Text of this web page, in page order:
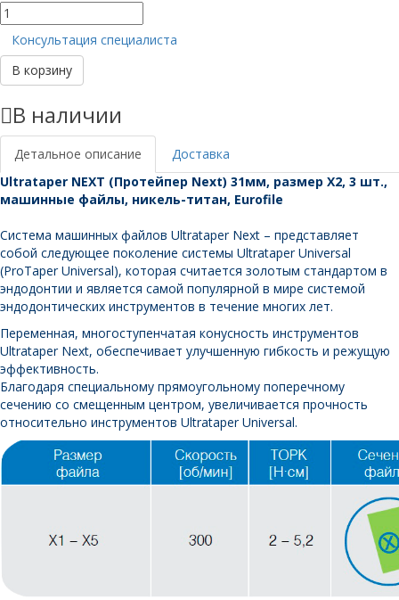
Количество
товара
Ultrataper
NEXT
31мм,
X2,
3
шт.,
Eurofile
Консультация специалиста
В корзину
В наличии
Детальное описание
Доставка
Ultrataper NEXT (Протейпер Next) 31мм, размер X2, 3 шт.,
машинные файлы, никель-титан, Eurofile
Система машинных файлов Ultrataper Next – представляет
собой следующее поколение системы Ultrataper Universal
(ProTaper Universal), которая считается золотым стандартом в
эндодонтии и является самой популярной в мире системой
эндодонтических инструментов в течение многих лет.
Переменная, многоступенчатая конусность инструментов
Ultrataper Next, обеспечивает улучшенную гибкость и режущую
эффективность.
Благодаря специальному прямоугольному поперечному
сечению со смещенным центром, увеличивается прочность
относительно инструментов Ultrataper Universal.